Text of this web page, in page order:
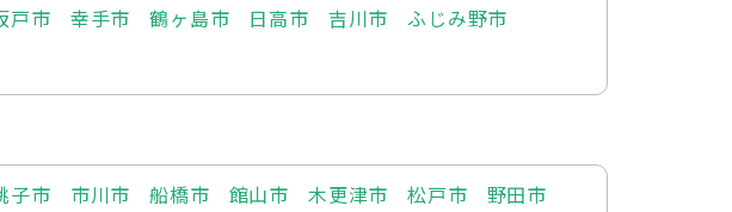
戸市 幸手市 鶴ヶ島市 日高市 吉川市
ふじみ野市
子市 市川市 船橋市 館山市 木更津市 松戸市
野田市